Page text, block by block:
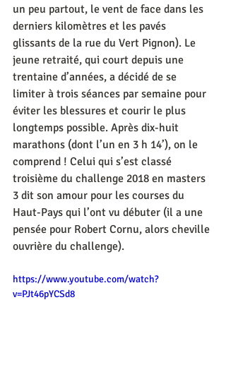
un peu partout, le vent de face dans les
derniers kilomètres et les pavés
glissants de la rue du Vert Pignon). Le
jeune retraité, qui court depuis une
trentaine d’années, a décidé de se
limiter à trois séances par semaine pour
éviter les blessures et courir le plus
longtemps possible. Après dix-huit
marathons (dont l’un en 3 h 14’), on le
comprend ! Celui qui s’est classé
troisième du challenge 2018 en masters
3 dit son amour pour les courses du
Haut-Pays qui l’ont vu débuter (il a une
pensée pour Robert Cornu, alors cheville
ouvrière du challenge).
https://www.youtube.com/watch?
v=PJt46pYCSd8